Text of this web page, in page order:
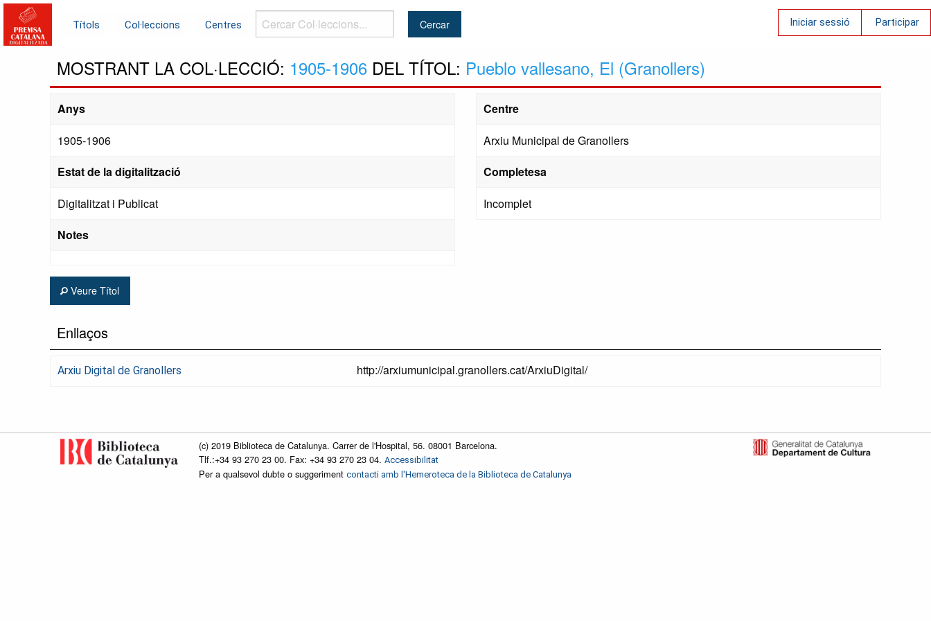
Títols Col·leccions Centres
Cercar
Col·leccions...
Iniciar sessió Participar
MOSTRANT LA COL·LECCIÓ: 1905-1906 DEL TÍTOL: Pueblo vallesano, El (Granollers)
Anys
1905-1906
Estat de la digitalització
Digitalitzat i Publicat
Notes
Centre
Arxiu Municipal de Granollers
Completesa
Incomplet
Veure Títol
Enllaços
Arxiu Digital de Granollers http://arxiumunicipal.granollers.cat/ArxiuDigital/
(c) 2019 Biblioteca de Catalunya. Carrer de l'Hospital, 56. 08001 Barcelona.
Tlf.:+34 93 270 23 00. Fax: +34 93 270 23 04. Accessibilitat
Per a qualsevol dubte o suggeriment contacti amb l'Hemeroteca de la Biblioteca de Catalunya